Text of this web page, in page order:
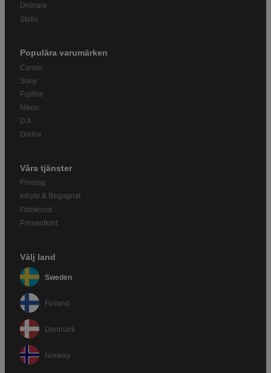
Drönare
Stativ
Populära varumärken
Canon
Sony
Fujifilm
Nikon
DJI
Godox
Våra tjänster
Företag
Inbyte & Begagnat
Fotokonst
Presentkort
Välj land
Sweden
Finland
Denmark
Norway